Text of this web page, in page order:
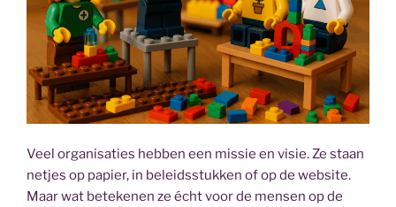
Veel organisaties hebben een missie en visie. Ze staan
netjes op papier, in beleidsstukken of op de website.
Maar wat betekenen ze écht voor de mensen op de